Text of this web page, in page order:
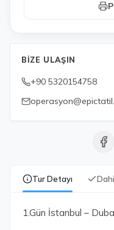
Tur Detayı
1.Gün İstanbul –
BIZE ULAŞIN
+90 5320154758